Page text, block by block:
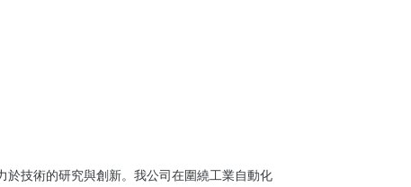
於技術的研究與創新。我公司在圍繞工業自動化